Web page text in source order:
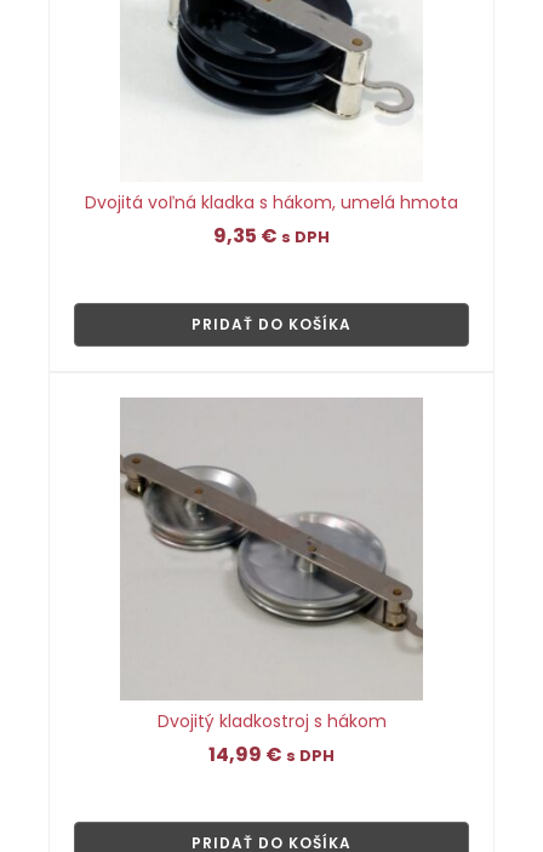
Dvojitá voľná kladka s hákom, umelá hmota
9,35 € s DPH
PRIDAŤ DO KOŠÍKA
Dvojitý kladkostroj s hákom
14,99 € s DPH
PRIDAŤ DO KOŠÍKA